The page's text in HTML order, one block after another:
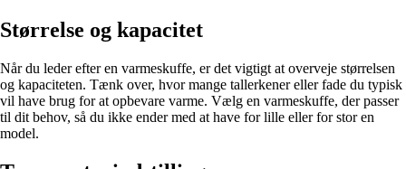
Størrelse og kapacitet
Når du leder efter en varmeskuffe, er det vigtigt at overveje størrelsen
og kapaciteten. Tænk over, hvor mange tallerkener eller fade du typisk
vil have brug for at opbevare varme. Vælg en varmeskuffe, der passer
til dit behov, så du ikke ender med at have for lille eller for stor en
model.